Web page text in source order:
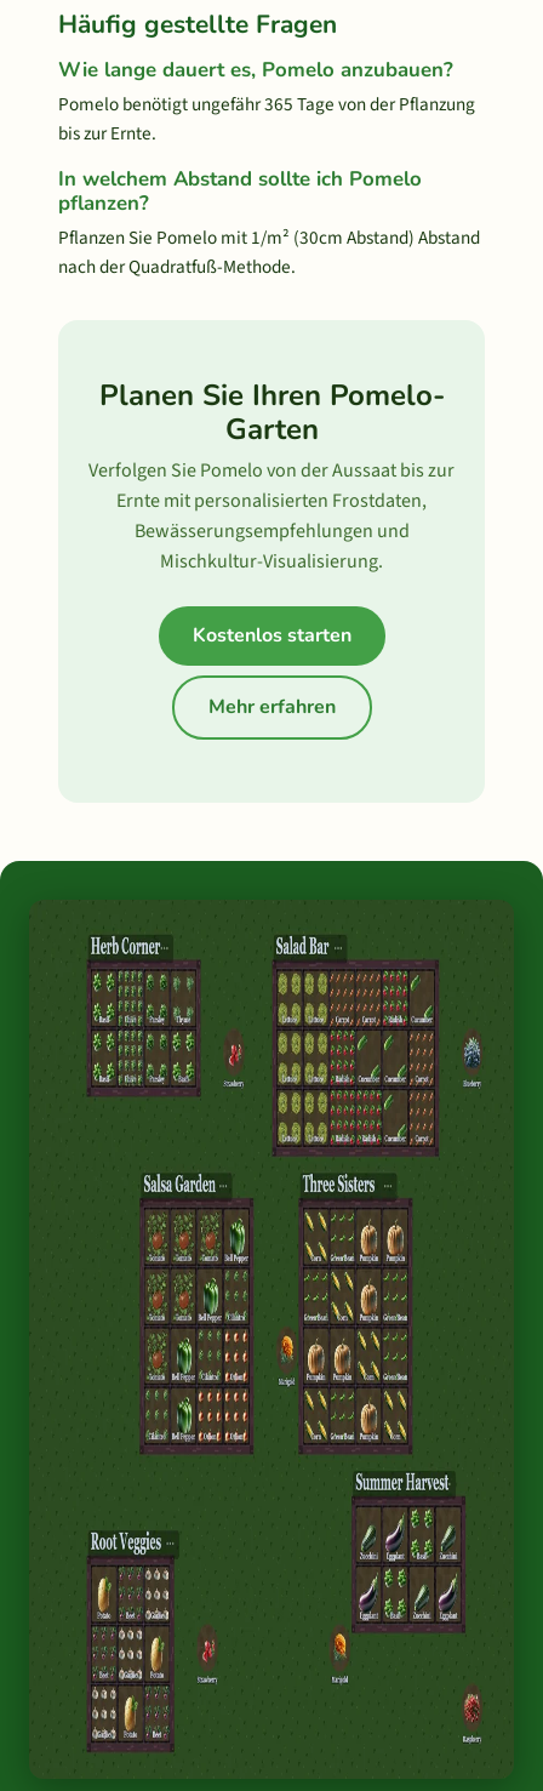
Häufig gestellte Fragen
Wie lange dauert es, Pomelo anzubauen?
Pomelo benötigt ungefähr 365 Tage von der Pflanzung
bis zur Ernte.
In welchem Abstand sollte ich Pomelo
pflanzen?
Pflanzen Sie Pomelo mit 1/m² (30cm Abstand) Abstand
nach der Quadratfuß-Methode.
Planen Sie Ihren Pomelo-
Garten
Verfolgen Sie Pomelo von der Aussaat bis zur
Ernte mit personalisierten Frostdaten,
Bewässerungsempfehlungen und
Mischkultur-Visualisierung.
Kostenlos starten
Mehr erfahren